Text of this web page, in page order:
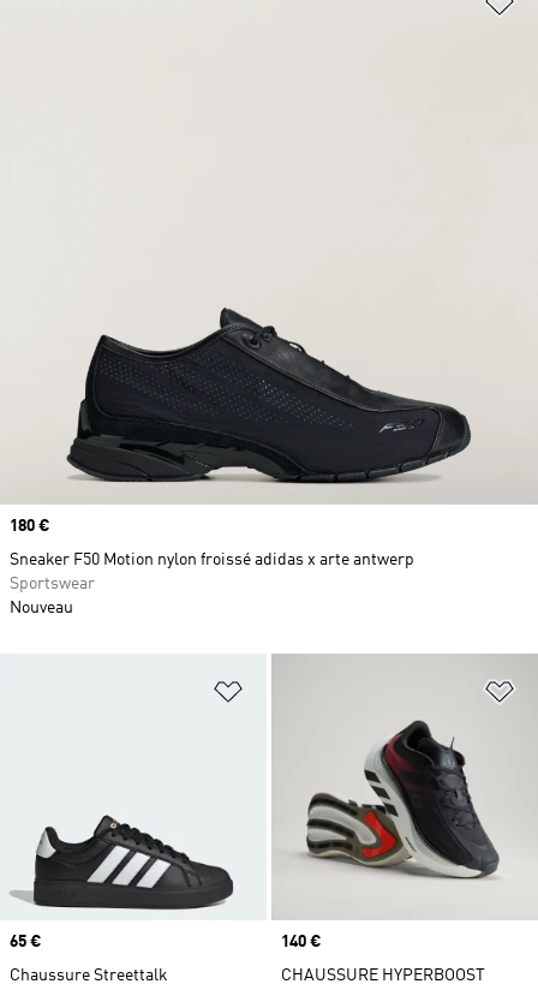
Ajouter à la Liste de produits
Prix
65 €
Chaussure Streettalk
Prix
140 €
CHAUSSURE HYPERBOOST
Prix
180 €
Sneaker F50 Motion nylon froissé adidas x arte antwerp
Sportswear
Nouveau